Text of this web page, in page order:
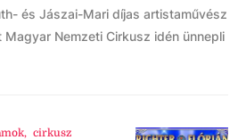
és Jászai-Mari díjas artistaművész
Nemzeti Cirkusz idén ünnepli
, cirkusz